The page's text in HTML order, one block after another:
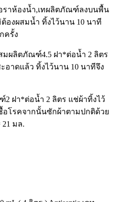
ราห้องน้ำ,เทผลิตภัณฑ์ลงบนพื้น
องผสมน้ำ ทิ้งไว้นาน 10 นาที
ครั้ง
มผลิตภัณฑ์4.5 ฝา*ต่อน้ำ 2 ลิตร
าดแล้ว ทิ้งไว้นาน 10 นาทีจึง
ฝา*ต่อน้ำ 2 ลิตร แช่ผ้าทิ้งไว้
อโรคจากนั้นซักผ้าตามปกติด้วย
มล.